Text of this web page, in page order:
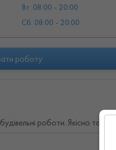
Вт: 08:00 - 20:00
Сб: 08:00 - 20:00
роботу
роботи. Якісно та